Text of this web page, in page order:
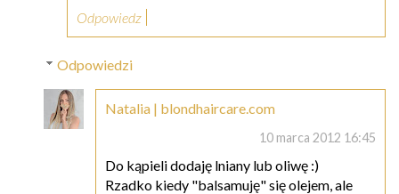
Odpowiedz
Odpowiedzi
Natalia | blondhaircare.com
10 marca 2012 16:45
Do kąpieli dodaję lniany lub oliwę :)
Rzadko kiedy "balsamuję" się olejem, ale